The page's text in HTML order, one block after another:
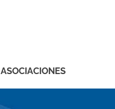
ASOCIACIONES